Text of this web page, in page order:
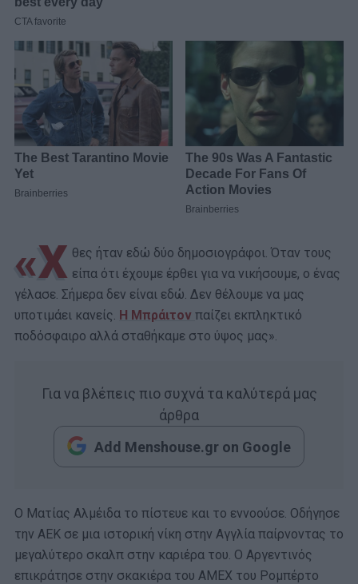
«Χ θες ήταν εδώ δύο δημοσιογράφοι. Όταν τους
είπα ότι έχουμε έρθει για να νικήσουμε, ο ένας
γέλασε. Σήμερα δεν είναι εδώ. Δεν θέλουμε να μας
υποτιμάει κανείς. Η Μπράιτον παίζει εκπληκτικό
ποδόσφαιρο αλλά σταθήκαμε στο ύψος μας».
Για να βλέπεις πιο συχνά τα καλύτερά μας
άρθρα
Add Menshouse.gr on Google
Ο Ματίας Αλμέιδα το πίστευε και το εννοούσε. Οδήγησε
την ΑΕΚ σε μια ιστορική νίκη στην Αγγλία παίρνοντας το
μεγαλύτερο σκαλπ στην καριέρα του. Ο Αργεντινός
επικράτησε στην σκακιέρα του AMEX του Ρομπέρτο